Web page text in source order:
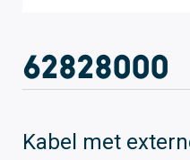
62828000
Kabel met